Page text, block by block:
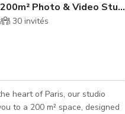
Spacious 200m² Photo & Video Studio in Paris 11
30 invités
heart of Paris, our studio
to a 200 m² space, designed